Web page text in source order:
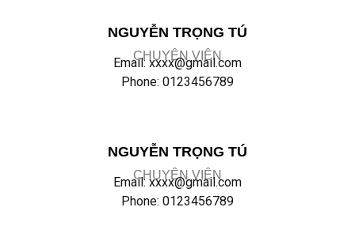
NGUYỄN TRỌNG TÚ
CHUYÊN VIÊN
Email: xxxx@gmail.com
Phone: 0123456789
NGUYỄN TRỌNG TÚ
CHUYÊN VIÊN
Email: xxxx@gmail.com
Phone: 0123456789